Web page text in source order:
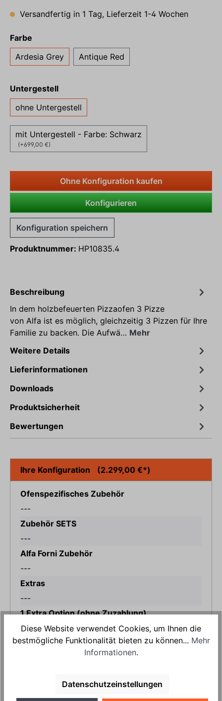
Versandfertig in 1 Tag, Lieferzeit 1-4 Wochen
Farbe
Ardesia Grey
Antique Red
Untergestell
ohne Untergestell
mit Untergestell - Farbe: Schwarz
(+699,00 €)
Ohne Konfiguration kaufen
Konfigurieren
Konfiguration speichern
Produktnummer: HP10835.4
Beschreibung
In dem holzbefeuerten Pizzaofen 3 Pizze
von Alfa ist es möglich, gleichzeitig 3 Pizzen für Ihre
Familie zu backen. Die Aufwä… Mehr
Weitere Details
Lieferinformationen
Downloads
Produktsicherheit
Bewertungen
Ihre Konfiguration (2.299,00 €*)
Ofenspezifisches Zubehör
---
Zubehör SETS
---
Alfa Forni Zubehör
---
Extras
---
1 Extra Option (ohne Zuzahlung)
---
Produktnummer:HP10835.4
2.299,00 €* %
2.690,00 €* (391,00 €* gespart)
Preise inkl. MwSt.zzgl. Versandkosten
Diese Website verwendet Cookies, um Ihnen die
bestmögliche Funktionalität bieten zu können... Mehr
Informationen.
Datenschutzeinstellungen